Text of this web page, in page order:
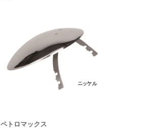
ペトロマックス